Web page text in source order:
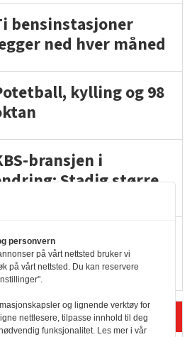
bensinstasjoner
ned hver måned
kylling og 98
bransjen i
Stadig større
med ferdigmat
i praksis
personvern
på vårt nettsted bruker vi
på vårt nettsted. Du kan reservere
og lignende verktøy for
nettlesere, tilpasse innhold til deg
funksjonalitet. Les mer i vår